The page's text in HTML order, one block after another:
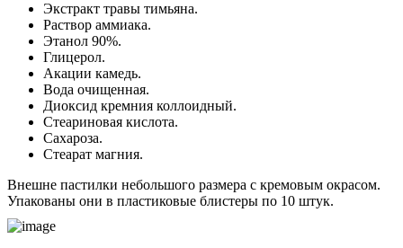
Экстракт травы тимьяна.
Раствор аммиака.
Этанол 90%.
Глицерол.
Акации камедь.
Вода очищенная.
Диоксид кремния коллоидный.
Стеариновая кислота.
Сахароза.
Стеарат магния.
Внешне пастилки небольшого размера с кремовым окрасом.
Упакованы они в пластиковые блистеры по 10 штук.